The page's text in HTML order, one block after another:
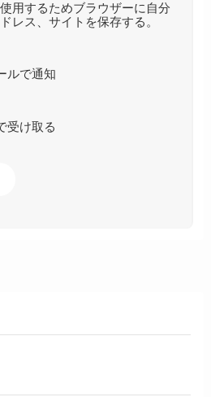
用するためブラウザーに自分
レス、サイトを保存する。
ルで通知
受け取る